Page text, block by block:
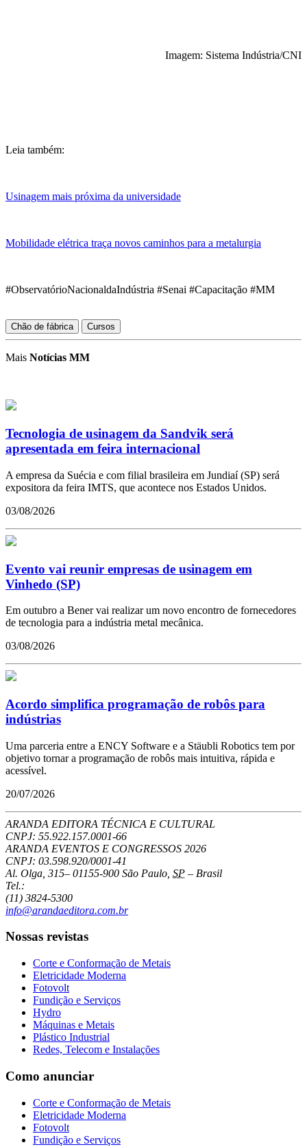
Imagem: Sistema Indústria/CNI
Leia também:
Usinagem mais próxima da universidade
Mobilidade elétrica traça novos caminhos para a metalurgia
#ObservatórioNacionaldaIndústria #Senai #Capacitação #MM
Chão de fábrica Cursos
Mais Notícias MM
Tecnologia de usinagem da Sandvik será
apresentada em feira internacional
A empresa da Suécia e com filial brasileira em Jundiaí (SP) será
expositora da feira IMTS, que acontece nos Estados Unidos.
03/08/2026
Evento vai reunir empresas de usinagem em
Vinhedo (SP)
Em outubro a Bener vai realizar um novo encontro de fornecedores
de tecnologia para a indústria metal mecânica.
03/08/2026
Acordo simplifica programação de robôs para
indústrias
Uma parceria entre a ENCY Software e a Stäubli Robotics tem por
objetivo tornar a programação de robôs mais intuitiva, rápida e
acessível.
20/07/2026
ARANDA EDITORA TÉCNICA E CULTURAL
CNPJ: 55.922.157.0001-66
ARANDA EVENTOS E CONGRESSOS 2026
CNPJ: 03.598.920/0001-41
Al. Olga, 315– 01155-900 São Paulo SP – Brasil
Tel.:
(11) 3824-5300
info@arandaeditora.com.br
Nossas revistas
Corte e Conformação de Metais
Eletricidade Moderna
Fotovolt
Fundição e Serviços
Hydro
Máquinas e Metais
Plástico Industrial
Redes, Telecom e Instalações
Como anunciar
Corte e Conformação de Metais
Eletricidade Moderna
Fotovolt
Fundição e Serviços